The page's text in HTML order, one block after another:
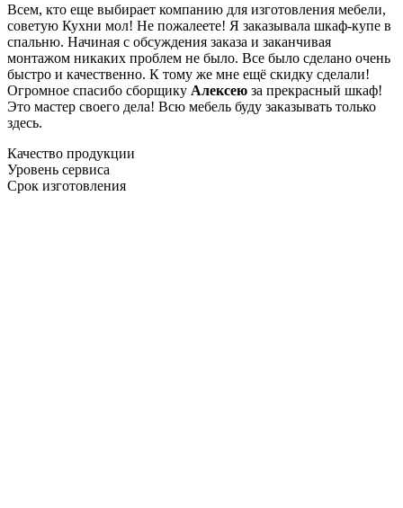
Всем, кто еще выбирает компанию для изготовления мебели,
советую Кухни мол! Не пожалеете! Я заказывала шкаф-купе в
спальню. Начиная с обсуждения заказа и заканчивая
монтажом никаких проблем не было. Все было сделано очень
быстро и качественно. К тому же мне ещё скидку сделали!
Огромное спасибо сборщику Алексею за прекрасный шкаф!
Это мастер своего дела! Всю мебель буду заказывать только
здесь.
Качество продукции
Уровень сервиса
Срок изготовления